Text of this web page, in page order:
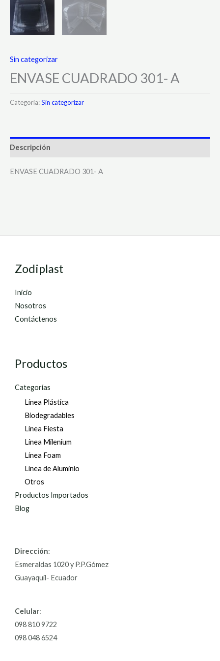
Sin categorizar
ENVASE CUADRADO 301- A
Categoría:Sin categorizar
Descripción
ENVASE CUADRADO 301- A
Zodiplast
Inicio
Nosotros
Contáctenos
Productos
Categorías
Línea Plástica
Biodegradables
Línea Fiesta
Línea Milenium
Línea Foam
Línea de Aluminio
Otros
Productos Importados
Blog
Dirección:
Esmeraldas 1020 y P.P.Gómez
Guayaquil- Ecuador
Celular:
098 810 9722
098 048 6524